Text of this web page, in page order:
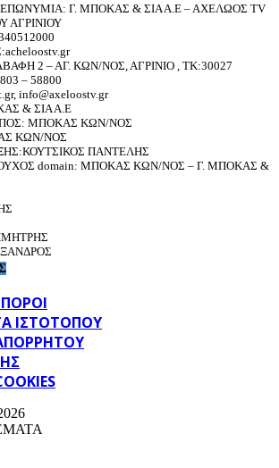
Γ. ΜΠΟΚΑΣ & ΣΙΑ Α.Ε – ΑΧΕΛΩΟΣ TV
ΑΓΡΙΝΙΟΥ
2 – ΑΓ. ΚΩΝ/ΝΟΣ, ΑΓΡΙΝΙΟ , ΤΚ:30027
– 58800
info@axeloostv.gr
& ΣΙΑ Α.Ε
ΜΠΟΚΑΣ ΚΩΝ/ΝΟΣ
ΚΩΝ/ΝΟΣ
ΠΑΝΤΕΛΗΣ
domain: ΜΠΟΚΑΣ ΚΩΝ/ΝΟΣ – Γ. ΜΠΟΚΑΣ &
ΙΣΤΌΤΟΠΟΥ